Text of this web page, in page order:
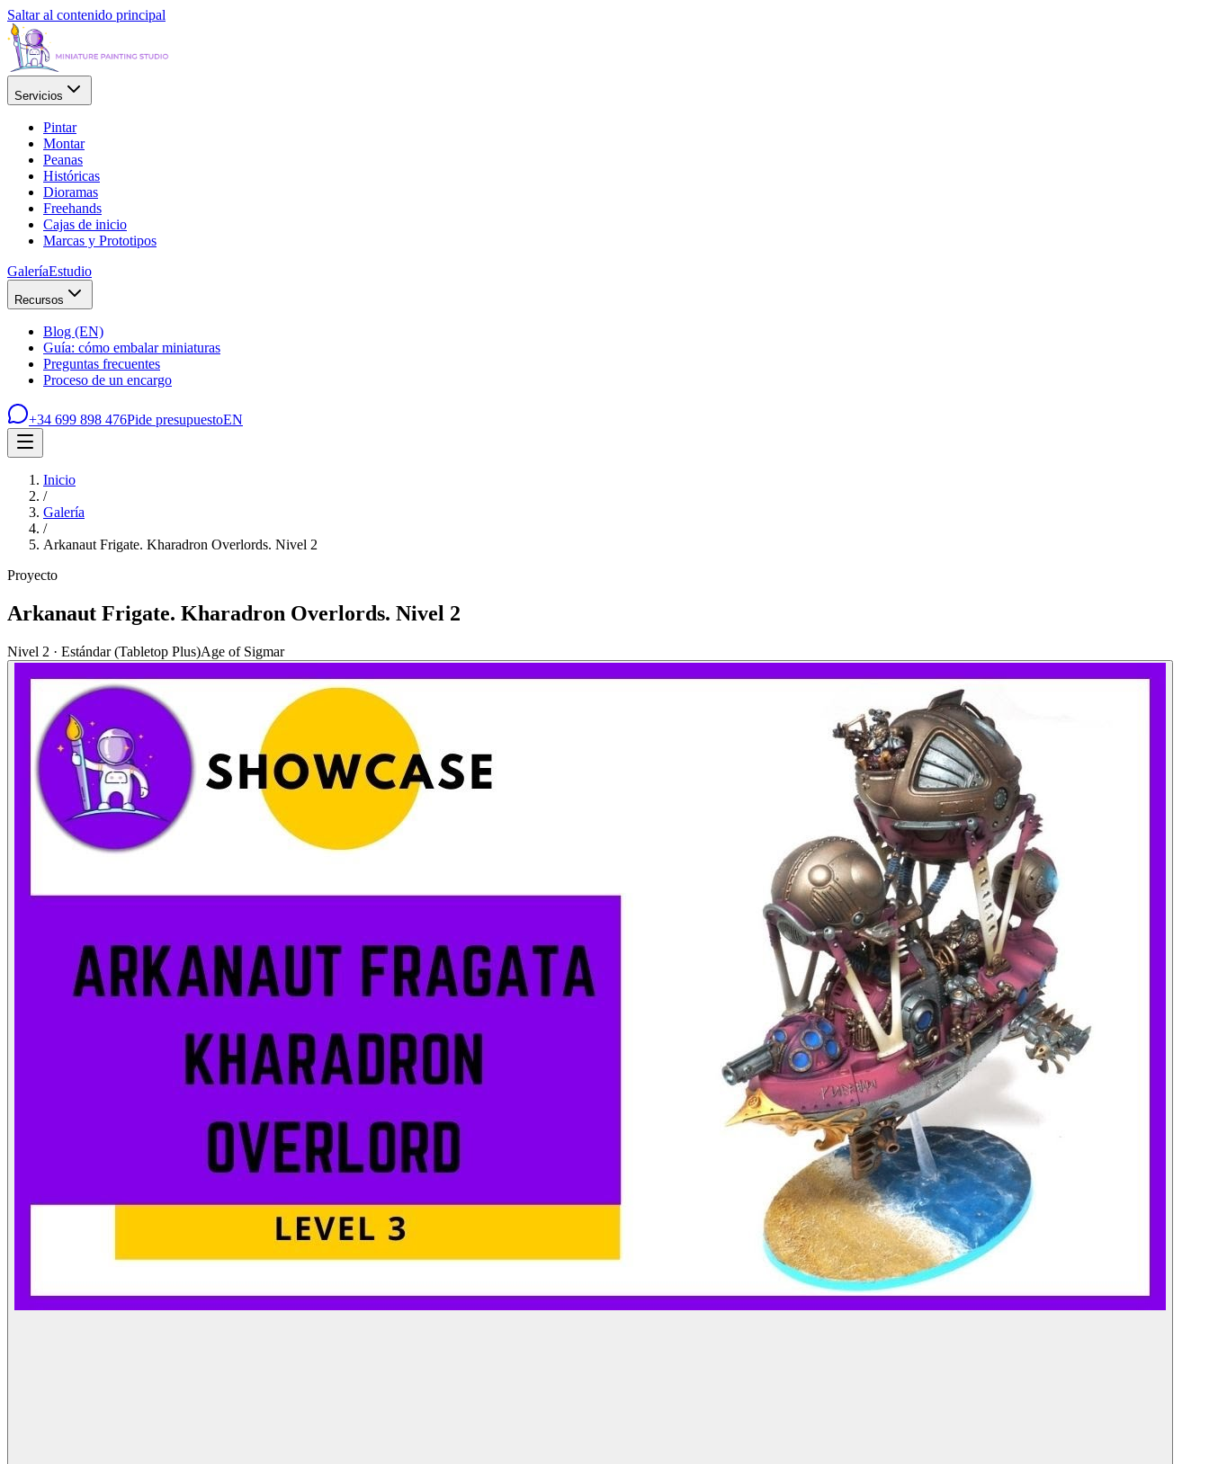
Saltar al contenido principal
Servicios
Pintar
Montar
Peanas
Históricas
Dioramas
Freehands
Cajas de inicio
Marcas y Prototipos
GaleríaEstudio
Recursos
Blog (EN)
Guía: cómo embalar miniaturas
Preguntas frecuentes
Proceso de un encargo
+34 699 898 476Pide presupuestoEN
Inicio
/
Galería
/
Arkanaut Frigate. Kharadron Overlords. Nivel 2
Proyecto
Arkanaut Frigate. Kharadron Overlords. Nivel 2
Nivel 2 · Estándar (Tabletop Plus)Age of Sigmar